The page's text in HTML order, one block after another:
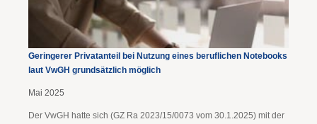
Geringerer Privatanteil bei Nutzung eines beruflichen Notebooks
laut VwGH grundsätzlich möglich
Mai 2025
Der VwGH hatte sich (GZ Ra 2023/15/0073 vom 30.1.2025) mit der